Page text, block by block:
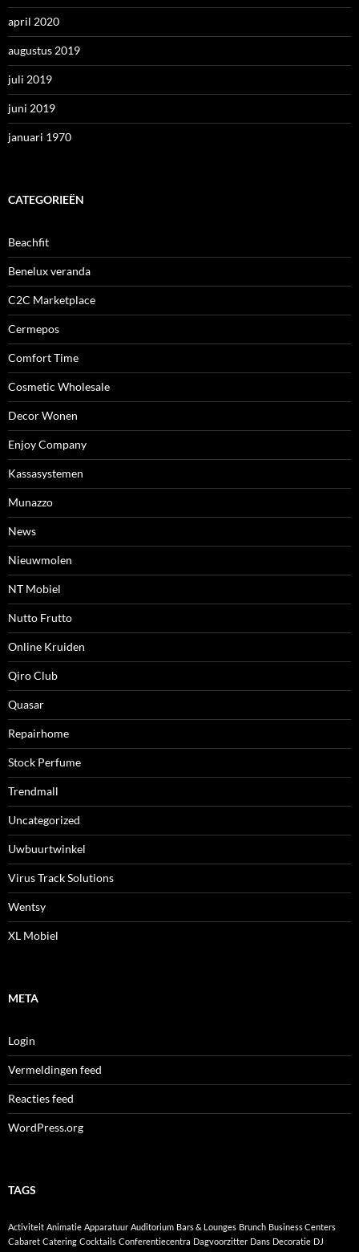
april 2020
augustus 2019
juli 2019
juni 2019
januari 1970
CATEGORIEËN
Beachfit
Benelux veranda
C2C Marketplace
Cermepos
Comfort Time
Cosmetic Wholesale
Decor Wonen
Enjoy Company
Kassasystemen
Munazzo
News
Nieuwmolen
NT Mobiel
Nutto Frutto
Online Kruiden
Qiro Club
Quasar
Repairhome
Stock Perfume
Trendmall
Uncategorized
Uwbuurtwinkel
Virus Track Solutions
Wentsy
XL Mobiel
META
Login
Vermeldingen feed
Reacties feed
WordPress.org
TAGS
Activiteit Animatie Apparatuur Auditorium Bars & Lounges Brunch Business Centers
Cabaret Catering Cocktails Conferentiecentra Dagvoorzitter Dans Decoratie DJ